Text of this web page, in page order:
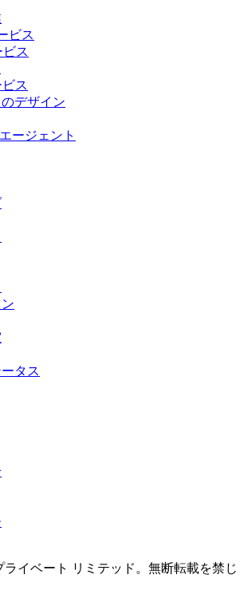
ビス
ビス
ス
デザイン
ージェント
タス
ライベート リミテッド。無断転載を禁じ